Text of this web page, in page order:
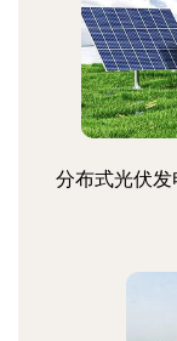
分布式光伏